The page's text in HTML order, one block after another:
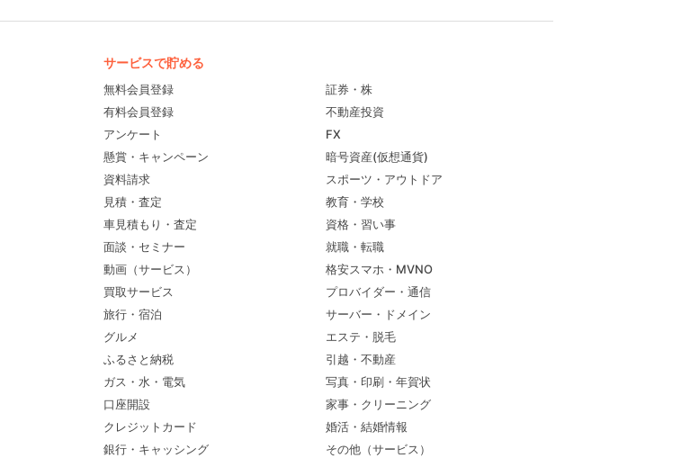
サービスで貯める
無料会員登録
有料会員登録
アンケート
懸賞・キャンペーン
資料請求
見積・査定
車見積もり・査定
面談・セミナー
動画（サービス）
買取サービス
旅行・宿泊
グルメ
ふるさと納税
ガス・水・電気
口座開設
クレジットカード
銀行・キャッシング
証券・株
不動産投資
FX
暗号資産(仮想通貨)
スポーツ・アウトドア
教育・学校
資格・習い事
就職・転職
格安スマホ・MVNO
プロバイダー・通信
サーバー・ドメイン
エステ・脱毛
引越・不動産
写真・印刷・年賀状
家事・クリーニング
婚活・結婚情報
その他（サービス）